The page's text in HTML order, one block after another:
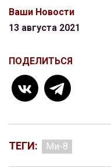
Ваши Новости
13 августа 2021
ПОДЕЛИТЬСЯ
ТЕГИ: Ми-8